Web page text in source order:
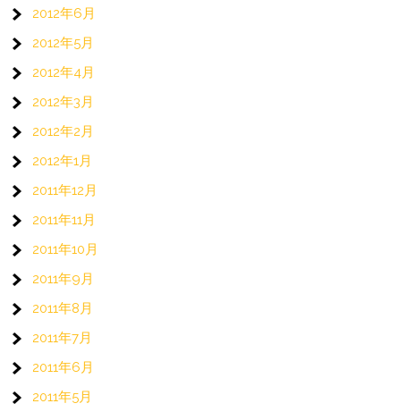
2012年6月
2012年5月
2012年4月
2012年3月
2012年2月
2012年1月
2011年12月
2011年11月
2011年10月
2011年9月
2011年8月
2011年7月
2011年6月
2011年5月